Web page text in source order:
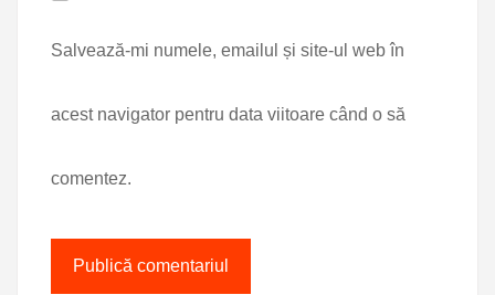
Salvează-mi numele, emailul și site-ul web în
acest navigator pentru data viitoare când o să
comentez.